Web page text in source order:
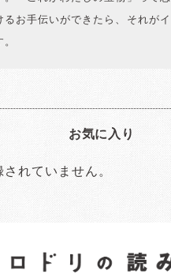
るお手伝いができたら、それが
お気に入り
されていません。
など随時更新中です。